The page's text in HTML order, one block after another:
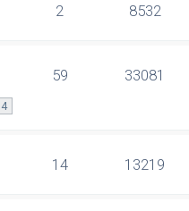
2 8532
4
59 33081
14 13219